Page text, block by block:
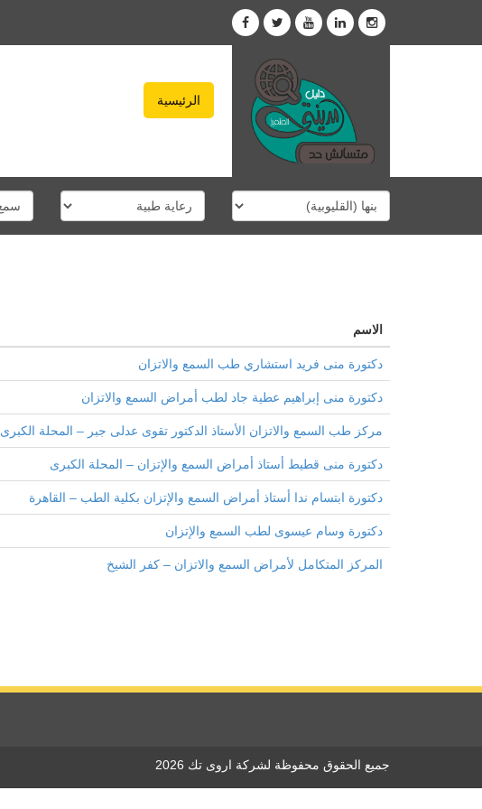
الرئيسية
الاسم
دكتورة منى فريد استشاري طب السمع والاتزان
دكتورة منى إبراهيم عطية جاد لطب أمراض السمع والاتزان
مركز طب السمع والاتزان الأستاذ الدكتور تقوى عدلى جبر – المحلة الكبرى
دكتورة منى قطيط أستاذ أمراض السمع والإتزان – المحلة الكبرى
دكتورة ابتسام ندا أستاذ أمراض السمع والإتزان بكلية الطب – القاهرة
دكتورة وسام عيسوى لطب السمع والإتزان
المركز المتكامل لأمراض السمع والاتزان – كفر الشيخ
جميع الحقوق محفوظة لشركة اروى تك 2026